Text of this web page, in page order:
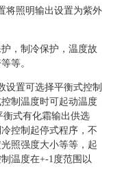
将照明输出设置为紫外
，制冷保护，温度故
等。
设置可选择平衡式控制
制温度时可起动温度
衡式有化霜输出供选
控制起停式程序，不
照强度大小等等，起
温度在+-1度范围以